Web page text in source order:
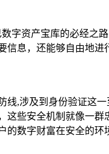
字资产宝库的必经之
信息，还能够自由地
线,涉及到身份验证这
这些安全机制就像一
的数字财富在安全的环